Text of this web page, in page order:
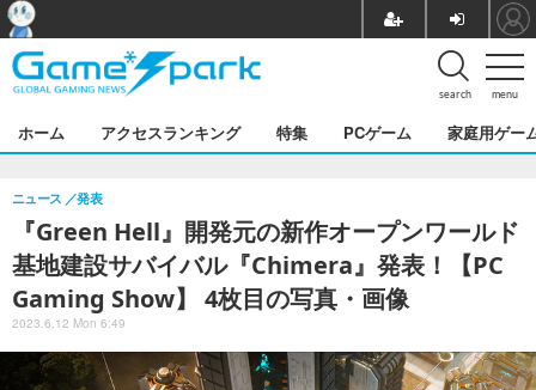
menu
search
ホーム アクセスランキング 特集 PCゲーム 家庭用ゲー
『Green Hell』開発元の新作オープンワールド
基地建設サバイバル『Chimera』発表！【PC
Gaming Show】 4枚目の写真・画像
ニュース 発表
2023.6.12 Mon 6:49